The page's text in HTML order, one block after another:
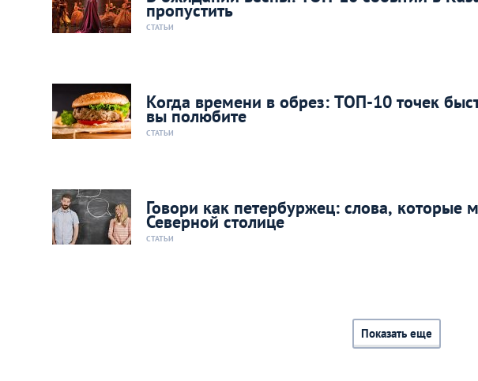
пропустить
СТАТЬИ
Когда времени в обрез: ТОП-10 точек
вы полюбите
СТАТЬИ
Говори как петербуржец: слова, которые
Северной столице
СТАТЬИ
Показать еще